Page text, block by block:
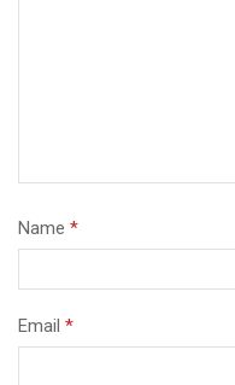
Name *
Email *